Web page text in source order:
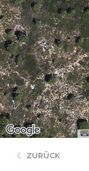
ZURÜCK